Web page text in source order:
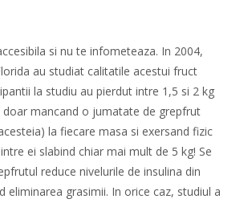
si nu te infometeaza. In 2004,
au studiat calitatile acestui fruct
la studiu au pierdut intre 1,5 si 2 kg
doar mancand o jumatate de grepfrut
la fiecare masa si exersand fizic
ei slabind chiar mai mult de 5 kg! Se
reduce nivelurile de insulina din
eliminarea grasimii. In orice caz, studiul a